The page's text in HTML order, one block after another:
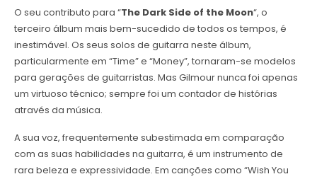
O seu contributo para “The Dark Side of the Moon“, o
terceiro álbum mais bem-sucedido de todos os tempos, é
inestimável. Os seus solos de guitarra neste álbum,
particularmente em “Time” e “Money”, tornaram-se modelos
para gerações de guitarristas. Mas Gilmour nunca foi apenas
um virtuoso técnico; sempre foi um contador de histórias
através da música.
A sua voz, frequentemente subestimada em comparação
com as suas habilidades na guitarra, é um instrumento de
rara beleza e expressividade. Em canções como “Wish You